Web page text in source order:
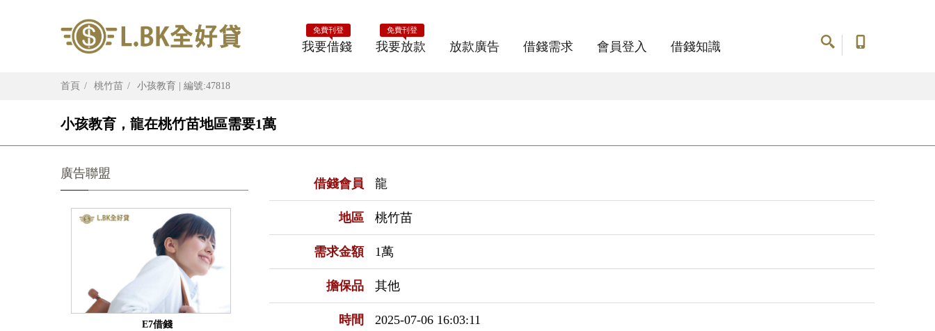
我要借錢
免費刊登
我要放款
免費刊登
放款廣告 借錢需求 會員登入 借錢知識
首頁 桃竹苗 小孩教育 | 編號:47818
小孩教育，龍在桃竹苗地區需要1萬
借錢會員 龍
地區 桃竹苗
需求金額 1萬
擔保品 其他
時間 2025-07-06 16:03:11
廣告聯盟
E7借錢